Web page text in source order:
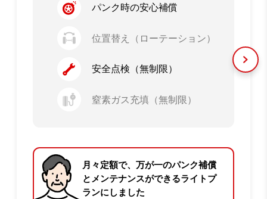
パンク時の安心補償
位置替え（ローテーション）
安全点検（無制限）
窒素ガス充填（無制限）
月々定額で、万が一のパンク補償
とメンテナンスができるライトプ
ランにしました